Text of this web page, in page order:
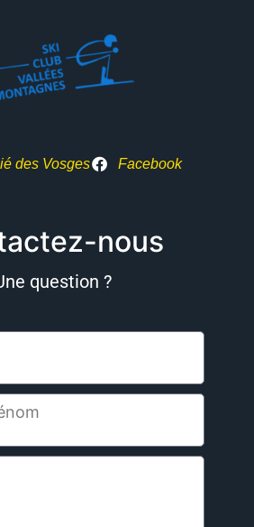
des Vosges Facebook
nous
question ?